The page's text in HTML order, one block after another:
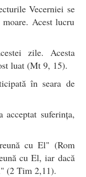
Vecerniei se
Acest lucru
zile. Acesta
luat (Mt 9, 15).
în seara de
suferința,
cu El" (Rom
cu El, iar dacă
(2 Tim 2,11).